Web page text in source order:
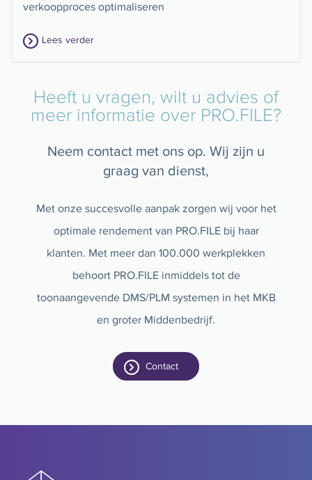
verkoopproces optimaliseren
Lees verder
Heeft u vragen, wilt u advies of
meer informatie over PRO.FILE?
Neem contact met ons op. Wij zijn u
graag van dienst,
Met onze succesvolle aanpak zorgen wij voor het
optimale rendement van PRO.FILE bij haar
klanten. Met meer dan 100.000 werkplekken
behoort PRO.FILE inmiddels tot de
toonaangevende DMS/PLM systemen in het MKB
en groter Middenbedrijf.
Contact